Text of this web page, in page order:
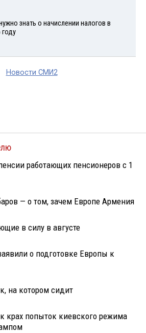
знать о начислении налогов в
году
Новости СМИ2
работающих пенсионеров с 1
— о том, зачем Европе Армения
в силу в августе
о подготовке Европы к
на котором сидит
крах попыток киевского режима